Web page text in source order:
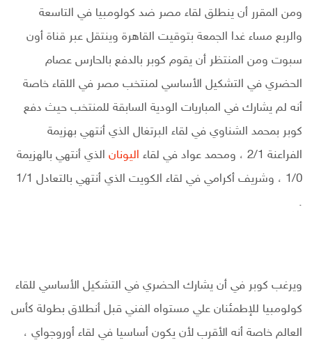
ومن المقرر أن ينطلق لقاء مصر ضد كولومبيا في التاسعة
والربع مساء غدا الجمعة بتوقيت القاهرة وينتقل عبر قناة أون
سبوت ومن المنتظر أن يقوم كوبر بالدفع بالحارس عصام
الحضري في التشكيل الأساسي لمنتخب مصر في اللقاء خاصة
أنه لم يشارك في المباريات الودية السابقة للمنتخب حيث دفع
كوبر بمحمد الشناوي في لقاء البرتغال الذي أنتهي بهزيمة
الفراعنة 2/1 ، ومحمد عواد في لقاء
اليونان الذي أنتهي بالهزيمة
1/0 ، وشريف أكرامي في لقاء الكويت الذي أنتهي بالتعادل 1/1
.
ويرغب كوبر في أن يشارك الحضري في التشكيل الأساسي للقاء
كولومبيا للإطمئنان علي مستواه الفني قبل أنطلاق بطولة كأس
العالم خاصة أنه الأقرب لأن يكون أساسيا في لقاء أوروجواي ،